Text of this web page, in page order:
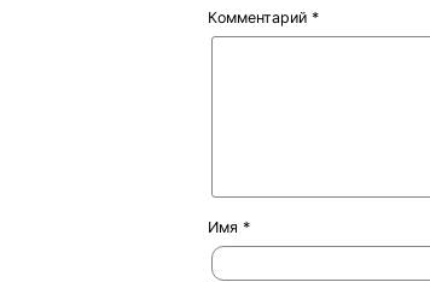
Комментарий *
Имя *